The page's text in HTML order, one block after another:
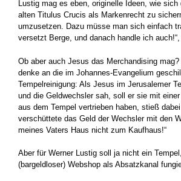
Lustig mag es eben, originelle Ideen, wie sich
alten Titulus Crucis als Markenrecht zu
umzusetzen. Dazu müsse man sich einfach
versetzt Berge, und danach handle ich
Ob aber auch Jesus das Merchandising
denke an die im Johannes-Evangelium
Tempelreinigung: Als Jesus im Jerusalemer
und die Geldwechsler sah, soll er sie mit
aus dem Tempel vertrieben haben, stieß
verschüttete das Geld der Wechsler mit den
meines Vaters Haus nicht zum Kaufhaus!“
Aber für Werner Lustig soll ja nicht ein
(bargeldloser) Webshop als Absatzkanal